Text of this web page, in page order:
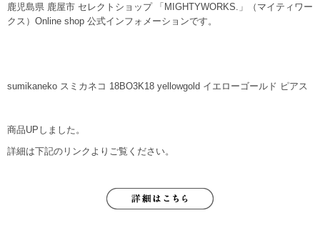
鹿児島県 鹿屋市 セレクトショップ 「MIGHTYWORKS.」（マイティワー
クス）Online shop 公式インフォメーションです。
sumikaneko スミカネコ 18BO3K18 yellowgold イエローゴールド ピアス
商品UPしました。
詳細は下記のリンクよりご覧ください。